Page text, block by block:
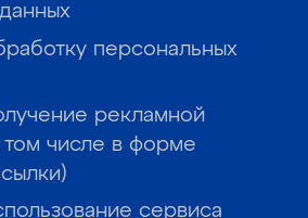
персональных
рекламной
числе в форме
сервиса